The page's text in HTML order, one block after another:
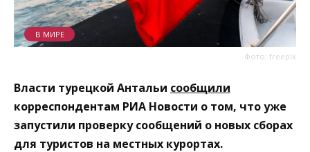
Фото: freepik
В МИРЕ
Власти турецкой Антальи сообщили
корреспондентам РИА Новости о том, что уже
запустили проверку сообщений о новых сборах
для туристов на местных курортах.